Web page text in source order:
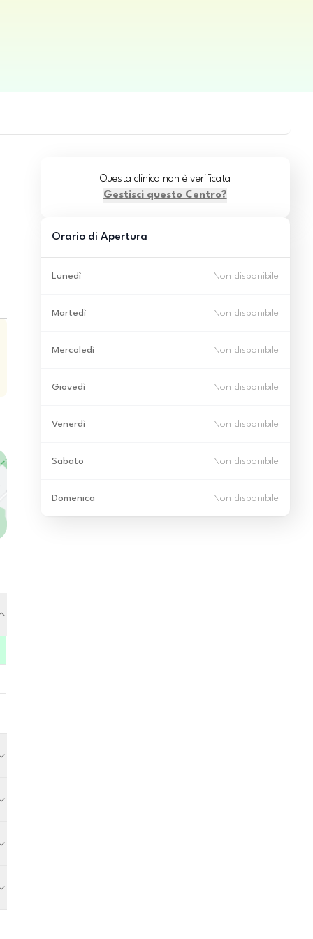
Questa clinica non è verificata
Gestisci questo Centro?
Orario di Apertura
Lunedì Non disponibile
Martedì Non disponibile
Mercoledì Non disponibile
Giovedì Non disponibile
Venerdì Non disponibile
Sabato Non disponibile
Domenica Non disponibile